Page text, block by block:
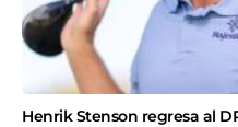
Henrik Stenson regresa al